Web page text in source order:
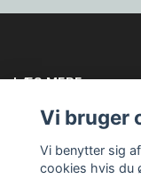
LÆS MERE
Sociale medier
Vi bruger
Vi benytter sig
cookies hvis du